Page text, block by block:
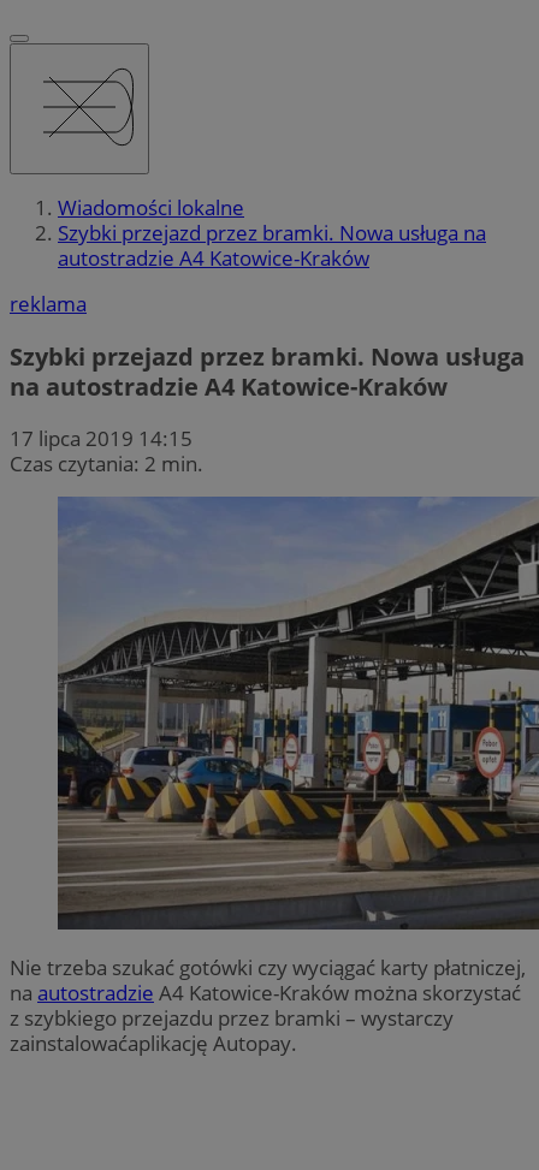
Wiadomości lokalne
Szybki przejazd przez bramki. Nowa usługa na
autostradzie A4 Katowice-Kraków
reklama
Szybki przejazd przez bramki. Nowa usługa
na autostradzie A4 Katowice-Kraków
17 lipca 2019 14:15
Czas czytania: 2 min.
Nie trzeba szukać gotówki czy wyciągać karty płatniczej,
na autostradzie A4 Katowice-Kraków można skorzystać
z szybkiego przejazdu przez bramki – wystarczy
zainstalowaćaplikację Autopay.